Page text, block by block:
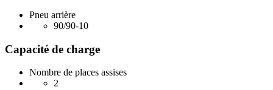
Pneu arrière
90/90-10
Capacité de charge
Nombre de places assises
2